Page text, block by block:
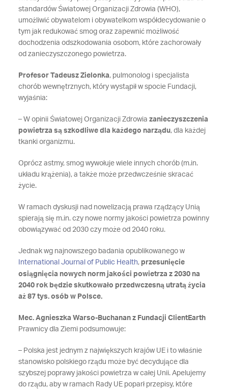
standardów Światowej Organizacji Zdrowia (WHO),
umożliwić obywatelom i obywatelkom współdecydowanie o
tym jak redukować smog oraz zapewnić możliwość
dochodzenia odszkodowania osobom, które zachorowały
od zanieczyszczonego powietrza.
Profesor Tadeusz Zielonka, pulmonolog i specjalista
chorób wewnętrznych, który wystąpił w spocie Fundacji,
wyjaśnia:
– W opinii Światowej Organizacji Zdrowia zanieczyszczenia
powietrza są szkodliwe dla każdego narządu, dla każdej
tkanki organizmu.
Oprócz astmy, smog wywołuje wiele innych chorób (m.in.
układu krążenia), a także może przedwcześnie skracać
życie.
W ramach dyskusji nad nowelizacją prawa rządzący Unią
spierają się m.in. czy nowe normy jakości powietrza powinny
obowiązywać od 2030 czy może od 2040 roku.
Jednak wg najnowszego badania opublikowanego w
International Journal of Public Health, przesunięcie
osiągnięcia nowych norm jakości powietrza z 2030 na
2040 rok będzie skutkowało przedwczesną utratą życia
aż 87 tys. osób w Polsce.
Mec. Agnieszka Warso-Buchanan z Fundacji ClientEarth
Prawnicy dla Ziemi podsumowuje:
– Polska jest jednym z największych krajów UE i to właśnie
stanowisko polskiego rządu może być decydujące dla
szybszej poprawy jakości powietrza w całej Unii. Apelujemy
do rządu, aby w ramach Rady UE poparł przepisy, które